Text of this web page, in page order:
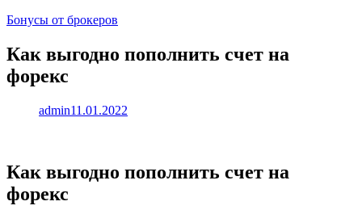
Бонусы от брокеров
Как выгодно пополнить счет на
форекс
admin11.01.2022
Как выгодно пополнить счет на
форекс